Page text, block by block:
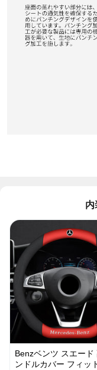
内
Benzベンツ スエード 高級ハ
ンドルカバー フィッ